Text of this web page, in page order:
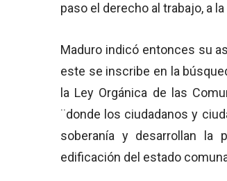
paso el derecho al trabajo, a
Maduro indicó entonces su
este se inscribe en la
la Ley Orgánica de las
¨donde los ciudadanos y
soberanía y desarrollan la
edificación del estado